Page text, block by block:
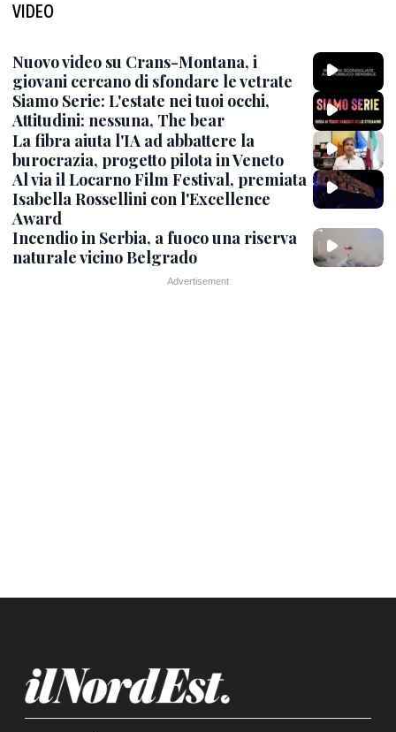
VIDEO
Nuovo video su Crans-Montana, i
giovani cercano di sfondare le vetrate
Siamo Serie: L'estate nei tuoi occhi,
Attitudini: nessuna, The bear
La fibra aiuta l'IA ad abbattere la
burocrazia, progetto pilota in Veneto
Al via il Locarno Film Festival, premiata
Isabella Rossellini con l'Excellence
Award
Incendio in Serbia, a fuoco una riserva
naturale vicino Belgrado